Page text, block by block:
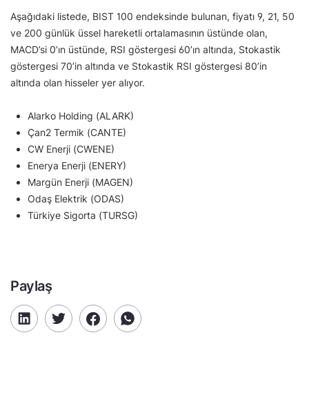
Aşağıdaki listede, BIST 100 endeksinde bulunan, fiyatı 9, 21, 50
ve 200 günlük üssel hareketli ortalamasının üstünde olan,
MACD’si 0’ın üstünde, RSI göstergesi 60’ın altında, Stokastik
göstergesi 70’in altında ve Stokastik RSI göstergesi 80’in
altında olan hisseler yer alıyor.
Alarko Holding (ALARK)
Çan2 Termik (CANTE)
CW Enerji (CWENE)
Enerya Enerji (ENERY)
Margün Enerji (MAGEN)
Odaş Elektrik (ODAS)
Türkiye Sigorta (TURSG)
Paylaş